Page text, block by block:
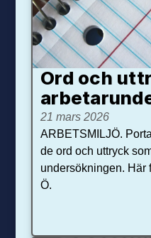
Ord och
21 mars 2026
ARBETSMILJÖ.
de ord och uttryck
undersökningen. Här
Ö.